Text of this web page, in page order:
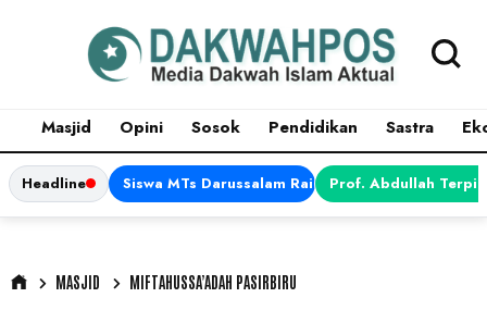
Masjid Opini Sosok Pendidikan Sastra
Headline Siswa MTs Darussalam Raih Juara 1 dalam
Prof. Abdullah
MASJID MIFTAHUSSA’ADAH PASIRBIRU